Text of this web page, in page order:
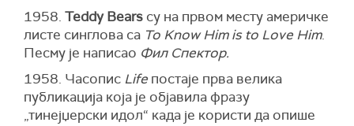
1958. Teddy Bears су на првом месту америчке
листе синглова са To Know Him is to Love Him.
Песму је написао Фил Спектор.
1958. Часопис Lifeпостаје прва велика
публикација која је објавила фразу
„тинејџерски идол“ када је користи да опише